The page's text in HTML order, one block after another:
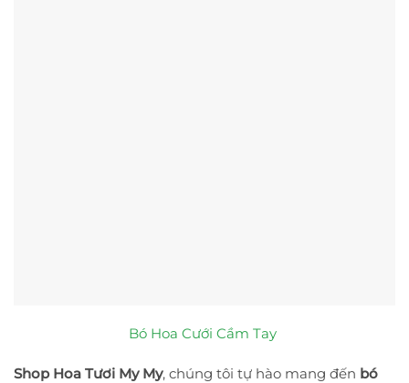
Bó Hoa Cưới Cầm Tay
Shop Hoa Tươi My My, chúng tôi tự hào mang đến bó